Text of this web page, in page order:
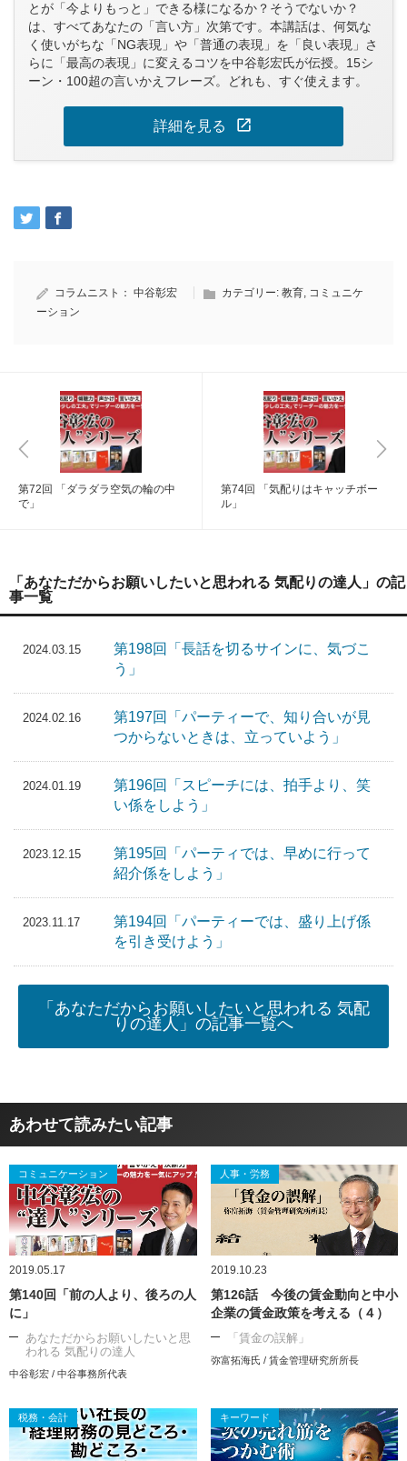
とが「今よりもっと」できる様になるか？そうでないか？
は、すべてあなたの「言い方」次第です。本講話は、何気な
く使いがちな「NG表現」や「普通の表現」を「良い表現」さ
らに「最高の表現」に変えるコツを中谷彰宏氏が伝授。15シ
ーン・100超の言いかえフレーズ。どれも、すぐ使えます。
詳細を見る open_in_new
コラムニスト： 中谷彰宏 カテゴリー: 教育 コミュニケ
ーション
第72回 「ダラダラ空気の輪の中
で」
第74回 「気配りはキャッチボー
ル」
「あなただからお願いしたいと思われる 気配りの達人」の記
事一覧
2024.03.15
第198回「長話を切るサインに、気づこ
う」
2024.02.16
第197回「パーティーで、知り合いが見
つからないときは、立っていよう」
2024.01.19
第196回「スピーチには、拍手より、笑
い係をしよう」
2023.12.15
第195回「パーティでは、早めに行って
紹介係をしよう」
2023.11.17
第194回「パーティーでは、盛り上げ係
を引き受けよう」
「あなただからお願いしたいと思われる 気配
りの達人」の記事一覧へ
あわせて読みたい記事
コミュニケーション
2019.05.17
第140回「前の人より、後ろの人
に」
あなただからお願いしたいと思
われる 気配りの達人
中谷彰宏 / 中谷事務所代表
人事・労務
2019.10.23
第126話 今後の賃金動向と中小
企業の賃金政策を考える（４）
「賃金の誤解」
弥富拓海氏 / 賃金管理研究所所長
税務・会計 キーワード